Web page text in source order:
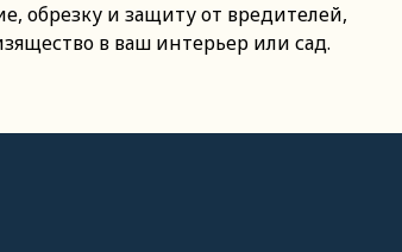
обрезку и защиту от вредителей,
в ваш интерьер или сад.